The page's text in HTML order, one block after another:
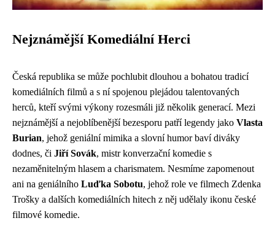
Nejznámější Komediální Herci
Česká republika se může pochlubit dlouhou a bohatou tradicí
komediálních filmů a s ní spojenou plejádou talentovaných
herců, kteří svými výkony rozesmáli již několik generací. Mezi
nejznámější a nejoblíbenější bezesporu patří legendy jako Vlasta
Burian, jehož geniální mimika a slovní humor baví diváky
dodnes, či Jiří Sovák, mistr konverzační komedie s
nezaměnitelným hlasem a charismatem. Nesmíme zapomenout
ani na geniálního Luďka Sobotu, jehož role ve filmech Zdenka
Trošky a dalších komediálních hitech z něj udělaly ikonu české
filmové komedie.